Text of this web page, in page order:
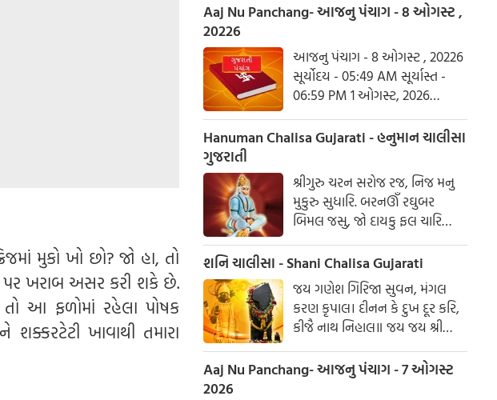
મુકો ખો છો? જો હા, તો
પર ખરાબ અસર કરી શકે છે.
આ ફળોમાં રહેલા પોષક
ખાવાથી તમારા
છે. વીડિયો દ્વારા, કોંગ્રેસ પાર્ટીએ
આદર અને કરુણા દર્શાવવાની
અપીલ કરી છે.
Aaj Nu Panchang- આજનુ પંચાગ - 8 ઓગસ્ટ ,
20226
આજનુ પંચાગ - 8 ઓગસ્ટ , 20226
સૂર્યોદય - 05:49 AM સૂર્યાસ્ત -
06:59 PM 1 ઓગસ્ટ, 2026
શનિવાર આષાઢ વદ ત્રિજ- વિક્રમ
સંવત 2082
Hanuman Chalisa Gujarati - હનુમાન ચાલીસા
ગુજરાતી
શ્રીગુરુ ચરન સરોજ રજ, નિજ મનુ
મુકુરુ સુધારિ. બરનઊઁ રઘુબર
બિમલ જસુ, જો દાયકુ ફલ ચારિ
બુદ્ધિહીન તનુ જાનિકે, સુમિરૌં પવન-
કુમાર. બલ બુદ્ધિ બિદ્યા દેહુ મોહિં,
હરહુ કલેસ બિકાર
શનિ ચાલીસા - Shani Chalisa Gujarati
જય ગણેશ ગિરિજા સુવન, મંગલ
કરણ કૃપાલ। દીનન કે દુખ દૂર કરિ,
કીજૈ નાથ નિહાલ॥ જય જય શ્રી
શનિદેવ પ્રભુ, સુનહુ વિનય મહારાજ।
કરહુ કૃપા હે રવિ તનય, રાખહુ જન
કી લાજ॥ શનિ ચાલીસા ચૌપાઈ :
Aaj Nu Panchang- આજનુ પંચાગ - 7 ઓગસ્ટ
2026